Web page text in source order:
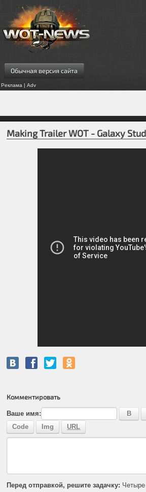
Обычная версия сайта
Реклама | Adv
Making Trailer WOT - Galaxy
Комментировать
Ваше имя:
Перед отправкой, решите задачку: Четыре